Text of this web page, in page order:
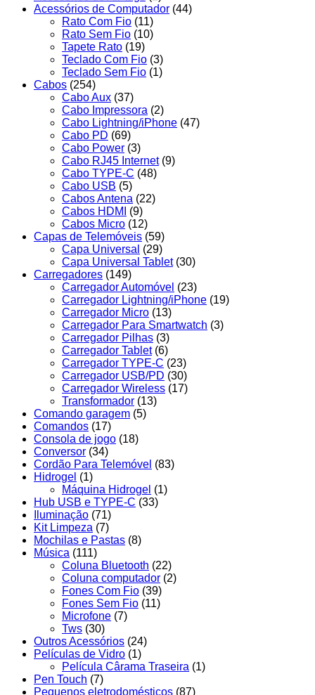
Acessórios de Computador (44)
Rato Com Fio (11)
Rato Sem Fio (10)
Tapete Rato (19)
Teclado Com Fio (3)
Teclado Sem Fio (1)
Cabos (254)
Cabo Aux (37)
Cabo Impressora (2)
Cabo Lightning/iPhone (47)
Cabo PD (69)
Cabo Power (3)
Cabo RJ45 Internet (9)
Cabo TYPE-C (48)
Cabo USB (5)
Cabos Antena (22)
Cabos HDMI
(9)
Cabos Micro (12)
Capas de Telemóveis (59)
Capa Universal (29)
Capa Universal Tablet (30)
Carregadores (149)
Carregador Automóvel (23)
Carregador Lightning/iPhone (19)
Carregador Micro (13)
Carregador Para Smartwatch (3)
Carregador Pilhas (3)
Carregador Tablet (6)
Carregador TYPE-C (23)
Carregador USB/PD (30)
Carregador Wireless (17)
Transformador (13)
Comando garagem (5)
Comandos (17)
Consola de jogo (18)
Conversor (34)
Cordão Para Telemóvel (83)
Hidrogel (1)
Máquina Hidrogel (1)
Hub USB e TYPE-C (33)
Iluminação (71)
Kit Limpeza (7)
Mochilas e Pastas (8)
Música (111)
Coluna Bluetooth (22)
Coluna computador (2)
Fones Com Fio (39)
Fones Sem Fio (11)
Microfone (7)
Tws (30)
Outros Acessórios (24)
Películas de Vidro (1)
Película Cârama Traseira (1)
Pen Touch (7)
Pequenos eletrodomésticos (87)